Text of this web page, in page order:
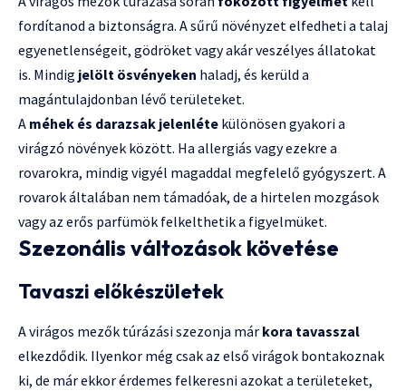
fordítanod a biztonságra. A sűrű növényzet elfedheti a talaj
egyenetlenségeit, gödröket vagy akár veszélyes állatokat
is. Mindig jelölt ösvényeken haladj, és kerüld a
magántulajdonban lévő területeket.
A méhek és darazsak jelenléte különösen gyakori a
virágzó növények között. Ha allergiás vagy ezekre a
rovarokra, mindig vigyél magaddal megfelelő gyógyszert. A
rovarok általában nem támadóak, de a hirtelen mozgások
vagy az erős parfümök felkelthetik a figyelmüket.
Szezonális változások követése
Tavaszi előkészületek
A virágos mezők túrázási szezonja már kora tavasszal
elkezdődik. Ilyenkor még csak az első virágok bontakoznak
ki, de már ekkor érdemes felkeresni azokat a területeket,